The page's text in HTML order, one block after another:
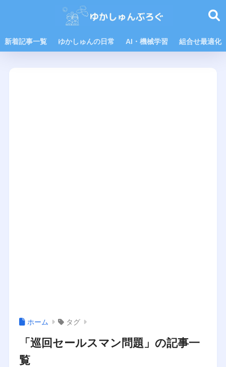
新着記事一覧 ゆかしゅんの日常 AI・機械学習 組合せ最適化
ホーム タグ
「巡回セールスマン問題」の記事一
覧